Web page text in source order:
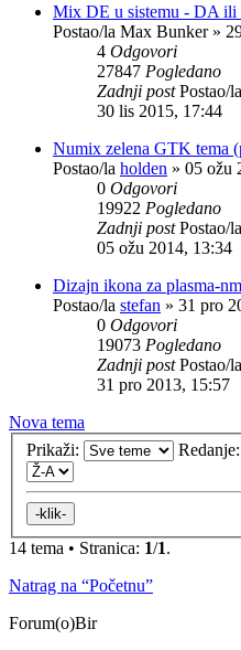
Mix DE u sistemu - DA ili
Postao/la Max Bunker»
4 Odgovori
27847 Pogledano
Zadnji postPostao/la
30 lis 2015, 17:44
Numix zelena GTK tema
Postao/la holden » 05 ožu
0 Odgovori
19922 Pogledano
Zadnji postPostao/la
05 ožu 2014, 13:34
Dizajn ikona za plasma-nm
Postao/la stefan » 31 pro
0 Odgovori
19073 Pogledano
Zadnji postPostao/la
31 pro 2013, 15:57
Nova tema
Prikaži:
Redanje:
14 tema • Stranica: 1/1.
Natrag na “Početnu”
Forum(o)Bir